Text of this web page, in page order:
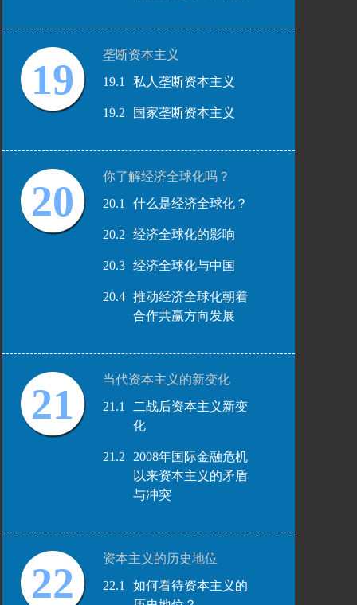
19
垄断资本主义
19.1
私人垄断资本主义
19.2 国家垄断资本主义
20
你了解经济全球化吗？
20.1
什么是经济全球化？
20.2 经济全球化的影响
20.3 经济全球化与中国
20.4
推动经济全球化朝着
合作共赢方向发展
21
当代资本主义的新变化
21.1
二战后资本主义新变
化
21.2
2008年国际金融危机
以来资本主义的矛盾
与冲突
22
资本主义的历史地位
22.1
如何看待资本主义的